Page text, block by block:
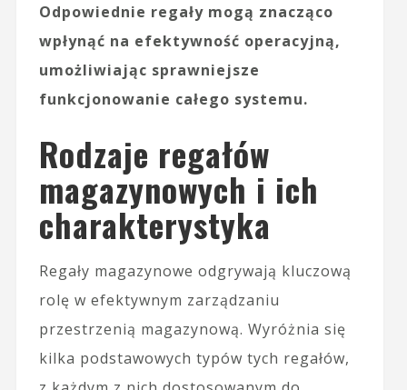
Odpowiednie regały mogą znacząco
wpłynąć na efektywność operacyjną,
umożliwiając sprawniejsze
funkcjonowanie całego systemu.
Rodzaje regałów
magazynowych i ich
charakterystyka
Regały magazynowe odgrywają kluczową
rolę w efektywnym zarządzaniu
przestrzenią magazynową. Wyróżnia się
kilka podstawowych typów tych regałów,